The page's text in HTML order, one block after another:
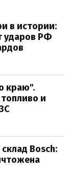
в истории:
ударов РФ
краю".
и
Bosch: